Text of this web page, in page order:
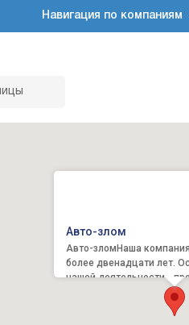
Навигация по компаниям
Авто-злом
Авто-зломНаша
более двенадцати лет.
нашей деятельности -
/ у автозапчастей к...